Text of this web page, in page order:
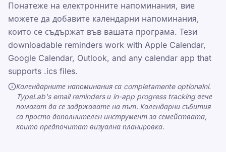
Де са напоминанията за тъкание
помогат в създаването на навики за
тъкание
Електронните напоминания вече
работят за теб
Календарни напоминания, които
можете да добавите с една клик
Понатеже на електронните напоминания, вие
можете да добавите календарни напоминания,
които се съдържат във вашата програма. Тези
downloadable reminders work with Apple Calendar,
Google Calendar, Outlook, and any calendar app that
supports .ics files.
Календарните напоминания са completamente optionalni.
TypeLab's email reminders и in-app progress tracking вече
помагат да се задржавате на път. Календарни събития
са просто дополнителен инструмент за семействата,
които предпочитат визуална планировка.